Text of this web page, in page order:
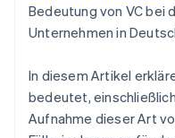
Bedeutung von VC bei
Unternehmen in
In diesem Artikel
bedeutet,
Aufnahme dieser Art